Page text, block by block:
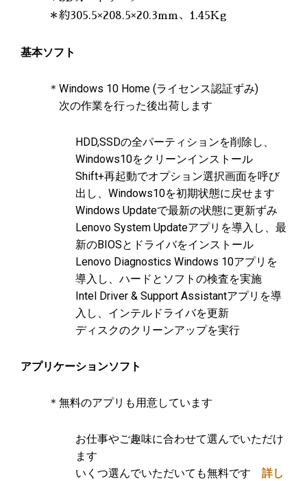
＊約305.5×208.5×20.3mm、1.45Kg
基本ソフト
＊Windows 10 Home (ライセンス認証ずみ)
次の作業を行った後出荷します
HDD,SSDの全パーティションを削除し、
Windows10をクリーンインストール
Shift+再起動でオプション選択画面を呼び
出し、Windows10を初期状態に戻せます
Windows Updateで最新の状態に更新ずみ
Lenovo System Updateアプリを導入し、最
新のBIOSとドライバをインストール
Lenovo Diagnostics Windows 10アプリを
導入し、ハードとソフトの検査を実施
Intel Driver & Support Assistantアプリを導
入し、インテルドライバを更新
ディスクのクリーンアップを実行
アプリケーションソフト
＊無料のアプリも用意しています
お仕事やご趣味に合わせて選んでいただけ
ます
いくつ選んでいただいても無料です 詳し